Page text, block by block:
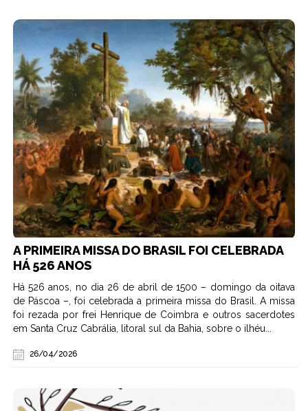
A PRIMEIRA MISSA DO BRASIL FOI CELEBRADA
HÁ 526 ANOS
Há 526 anos, no dia 26 de abril de 1500 – domingo da oitava
de Páscoa –, foi celebrada a primeira missa do Brasil. A missa
foi rezada por frei Henrique de Coimbra e outros sacerdotes
em Santa Cruz Cabrália, litoral sul da Bahia, sobre o ilhéu...
26/04/2026